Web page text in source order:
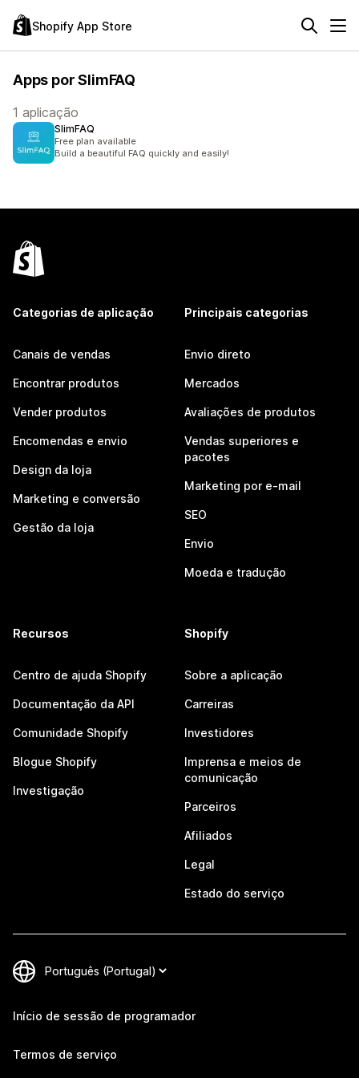
Shopify App Store
Apps por SlimFAQ
1 aplicação
SlimFAQ
Free plan available
Build a beautiful FAQ quickly and easily!
Categorias de aplicação
Canais de vendas
Encontrar produtos
Vender produtos
Encomendas e envio
Design da loja
Marketing e conversão
Gestão da loja
Principais categorias
Envio direto
Mercados
Avaliações de produtos
Vendas superiores e
pacotes
Marketing por e-mail
SEO
Envio
Moeda e tradução
Recursos
Centro de ajuda Shopify
Documentação da API
Comunidade Shopify
Blogue Shopify
Investigação
Shopify
Sobre a aplicação
Carreiras
Investidores
Imprensa e meios de
comunicação
Parceiros
Afiliados
Legal
Estado do serviço
Início de sessão de programador
Termos de serviço